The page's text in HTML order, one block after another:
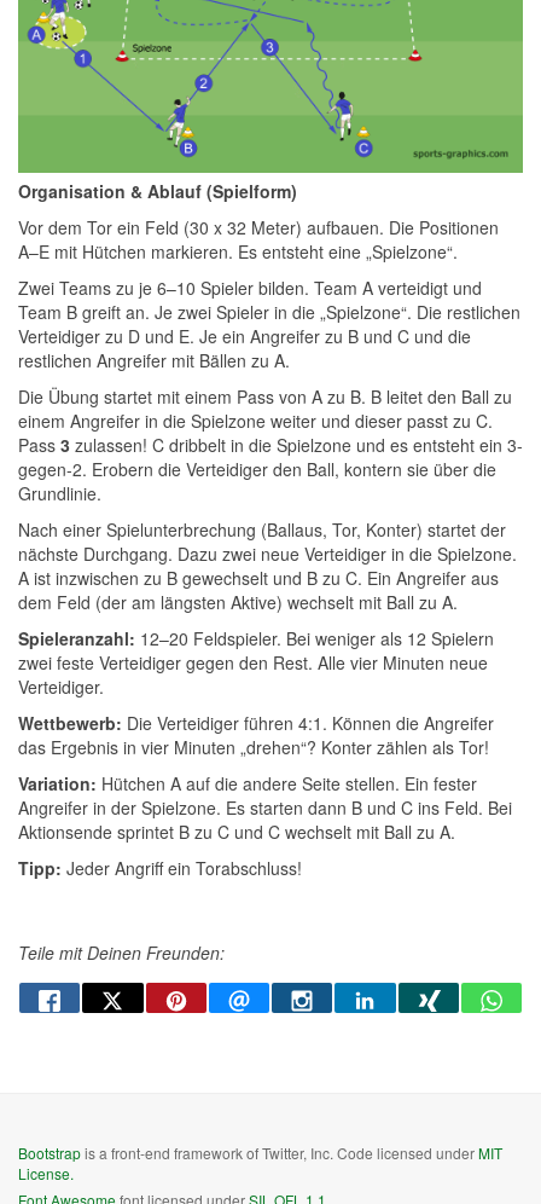
Organisation & Ablauf (Spielform)
Vor dem Tor ein Feld (30 x 32 Meter) aufbauen. Die Positionen
A–E mit Hütchen markieren. Es entsteht eine „Spielzone“.
Zwei Teams zu je 6–10 Spieler bilden. Team A verteidigt und
Team B greift an. Je zwei Spieler in die „Spielzone“. Die restlichen
Verteidiger zu D und E. Je ein Angreifer zu B und C und die
restlichen Angreifer mit Bällen zu A.
Die Übung startet mit einem Pass von A zu B. B leitet den Ball zu
einem Angreifer in die Spielzone weiter und dieser passt zu C.
Pass 3 zulassen! C dribbelt in die Spielzone und es entsteht ein 3-
gegen-2. Erobern die Verteidiger den Ball, kontern sie über die
Grundlinie.
Nach einer Spielunterbrechung (Ballaus, Tor, Konter) startet der
nächste Durchgang. Dazu zwei neue Verteidiger in die Spielzone.
A ist inzwischen zu B gewechselt und B zu C. Ein Angreifer aus
dem Feld (der am längsten Aktive) wechselt mit Ball zu A.
Spieleranzahl: 12–20 Feldspieler. Bei weniger als 12 Spielern
zwei feste Verteidiger gegen den Rest. Alle vier Minuten neue
Verteidiger.
Wettbewerb: Die Verteidiger führen 4:1. Können die Angreifer
das Ergebnis in vier Minuten „drehen“? Konter zählen als Tor!
Variation: Hütchen A auf die andere Seite stellen. Ein fester
Angreifer in der Spielzone. Es starten dann B und C ins Feld. Bei
Aktionsende sprintet B zu C und C wechselt mit Ball zu A.
Tipp: Jeder Angriff ein Torabschluss!
Teile mit Deinen Freunden:
Bootstrapis a front-end framework of Twitter, Inc. Code licensed underMIT
License.
Font Awesomefont licensed underSIL OFL 1.1